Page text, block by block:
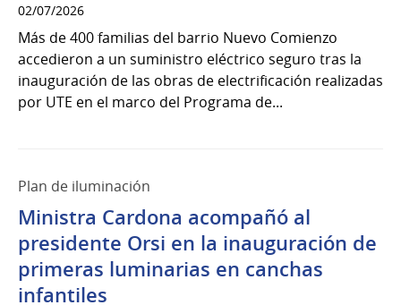
02/07/2026
Más de 400 familias del barrio Nuevo Comienzo
accedieron a un suministro eléctrico seguro tras la
inauguración de las obras de electrificación realizadas
por UTE en el marco del Programa de...
Plan de iluminación
Ministra Cardona acompañó al
presidente Orsi en la inauguración de
primeras luminarias en canchas
infantiles